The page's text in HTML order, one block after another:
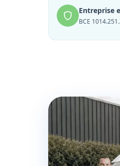
Entreprise
BCE